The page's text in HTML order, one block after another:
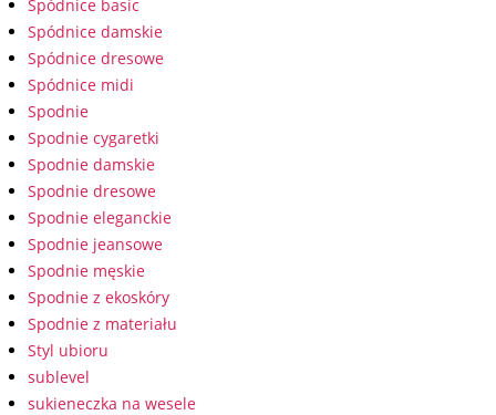
Spódnice basic
Spódnice damskie
Spódnice dresowe
Spódnice midi
Spodnie
Spodnie cygaretki
Spodnie damskie
Spodnie dresowe
Spodnie eleganckie
Spodnie jeansowe
Spodnie męskie
Spodnie z ekoskóry
Spodnie z materiału
Styl ubioru
sublevel
sukieneczka na wesele